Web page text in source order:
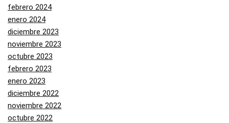
febrero 2024
enero 2024
diciembre 2023
noviembre 2023
octubre 2023
febrero 2023
enero 2023
diciembre 2022
noviembre 2022
octubre 2022